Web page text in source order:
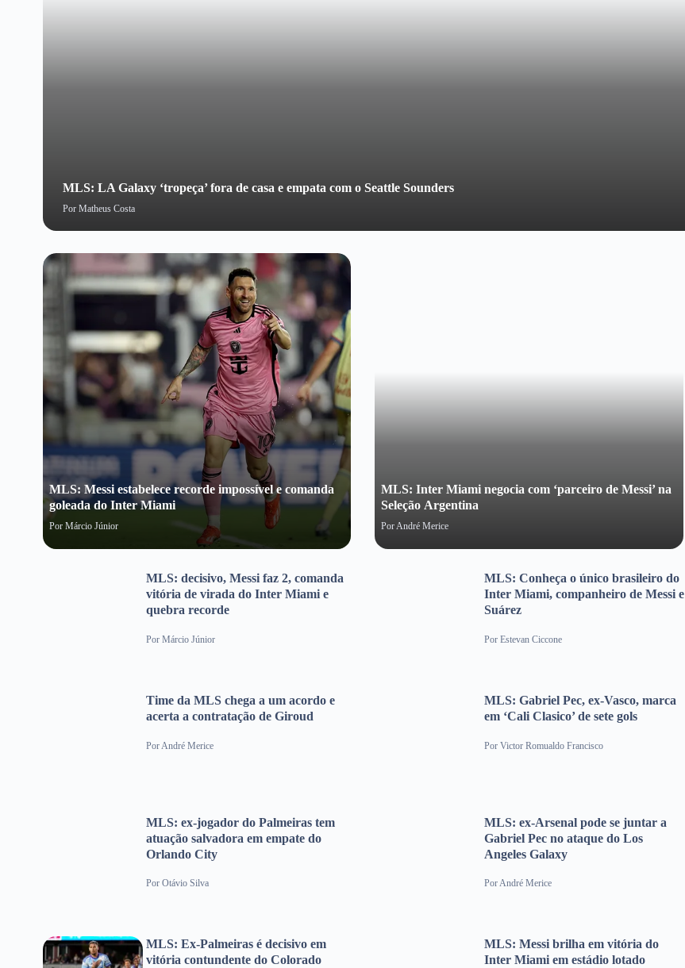
MLS: LA Galaxy ‘tropeça’ fora de casa e empata com o Seattle Sounders
Por Matheus Costa
MLS: Messi estabelece recorde impossível e comanda
goleada do Inter Miami
Por Márcio Júnior
MLS: Inter Miami negocia com ‘parceiro de Messi’ na
Seleção Argentina
Por André Merice
MLS: decisivo, Messi faz 2, comanda
vitória de virada do Inter Miami e
quebra recorde
Por Márcio Júnior
MLS: Conheça o único brasileiro do
Inter Miami, companheiro de Messi e
Suárez
PorEstevan Ciccone
Time da MLS chega a um acordo e
acerta a contratação de Giroud
Por André Merice
MLS: Gabriel Pec, ex-Vasco, marca
em ‘Cali Clasico’ de sete gols
PorVictor Romualdo Francisco
MLS: ex-jogador do Palmeiras tem
atuação salvadora em empate do
Orlando City
Por Otávio Silva
MLS: ex-Arsenal pode se juntar a
Gabriel Pec no ataque do Los
Angeles Galaxy
PorAndré Merice
MLS: Ex-Palmeiras é decisivo em
vitória contundente do Colorado
MLS: Messi brilha em vitória do
Inter Miami em estádio lotado